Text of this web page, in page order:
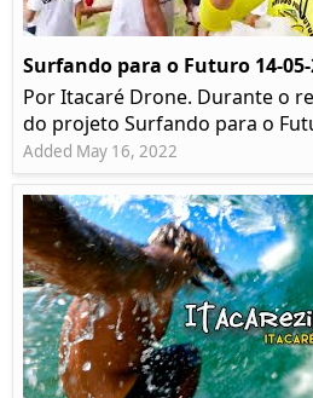
Surfando para o Futuro 14-
Por Itacaré Drone. Durante o
do projeto Surfando para o
Added May 16, 2022